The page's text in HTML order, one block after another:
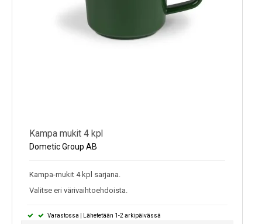
Kampa mukit 4 kpl
Dometic Group AB
Kampa-mukit 4 kpl sarjana.
Valitse eri värivaihtoehdoista.
Varastossa | Lähetetään 1-2 arkipäivässä